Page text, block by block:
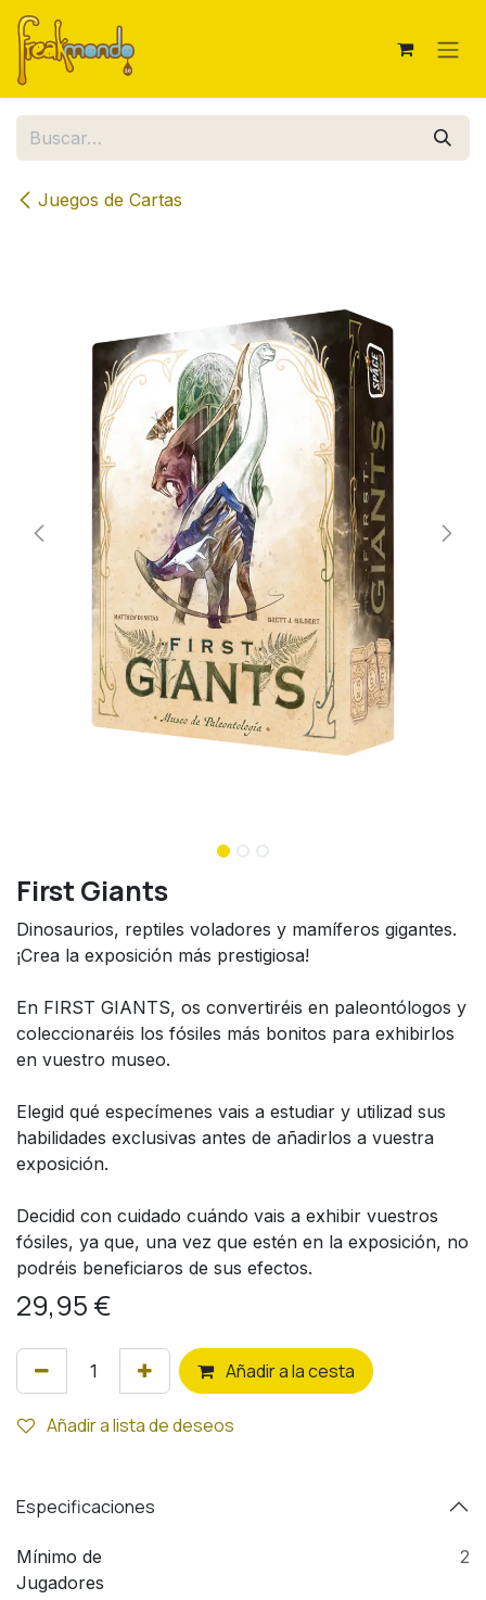
Ir al contenido
Juegos de Cartas
First Giants
Dinosaurios, reptiles voladores y mamíferos gigantes.
¡Crea la exposición más prestigiosa!
En FIRST GIANTS, os convertiréis en paleontólogos y
coleccionaréis los fósiles más bonitos para exhibirlos
en vuestro museo.
Elegid qué especímenes vais a estudiar y utilizad sus
habilidades exclusivas antes de añadirlos a vuestra
exposición.
Decidid con cuidado cuándo vais a exhibir vuestros
fósiles, ya que, una vez que estén en la exposición, no
podréis beneficiaros de sus efectos.
29,95 €
Añadir a la cesta
Añadir a lista de deseos
Especificaciones
Mínimo de
Jugadores
2